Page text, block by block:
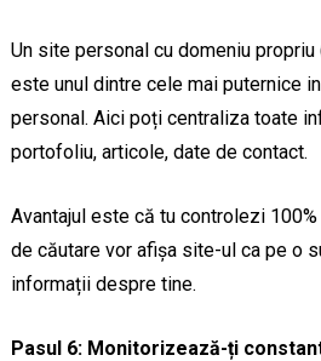
Un site personal cu domeniu propriu
este unul dintre cele mai puternice
personal. Aici poți centraliza toate
portofoliu, articole, date de contact.
Avantajul este că tu controlezi
de căutare vor afișa site-ul ca pe o
informații despre tine.
Pasul 6: Monitorizează-ți